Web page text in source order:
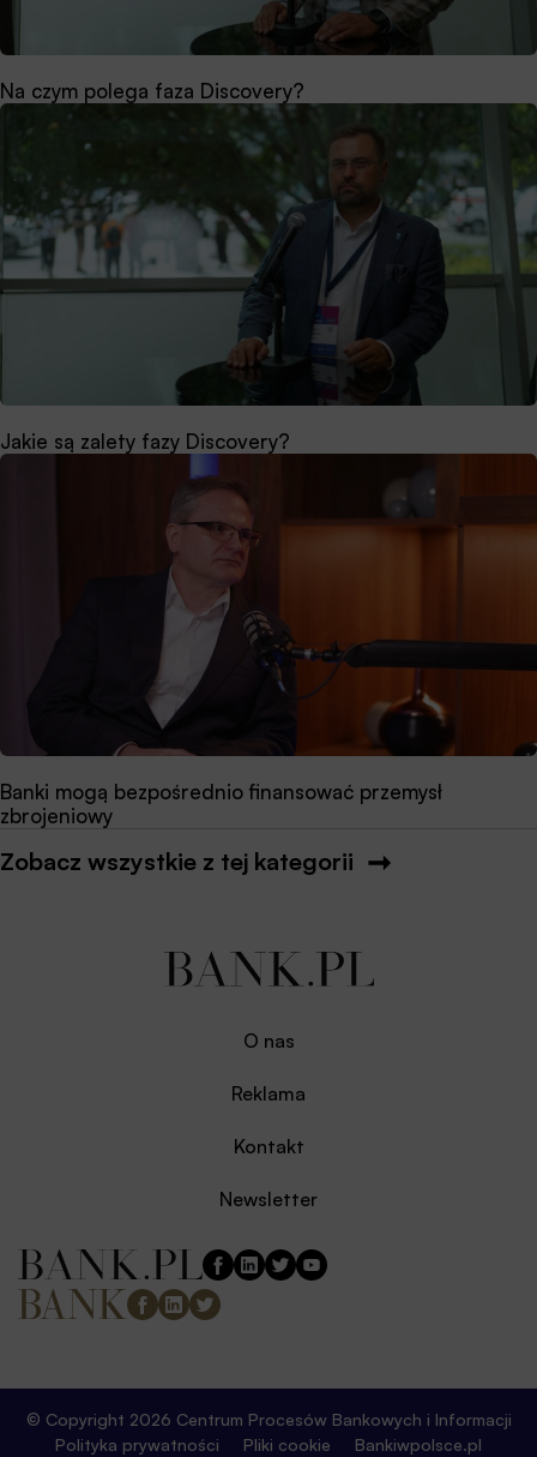
Na czym polega faza Discovery?
Jakie są zalety fazy Discovery?
Banki mogą bezpośrednio finansować przemysł
zbrojeniowy
Zobacz wszystkie z tej kategorii
O nas
Reklama
Kontakt
Newsletter
© Copyright 2026 Centrum Procesów Bankowych i Informacji
Polityka prywatności
Pliki cookie Bankiwpolsce.pl